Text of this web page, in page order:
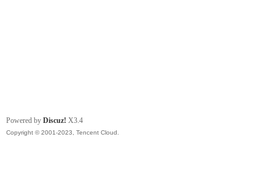
Powered by Discuz! X3.4
Copyright © 2001-2023, Tencent Cloud.